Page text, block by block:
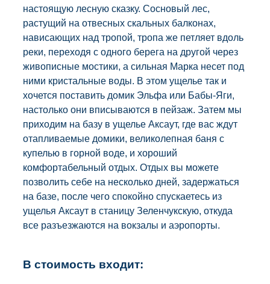
настоящую лесную сказку. Сосновый лес,
растущий на отвесных скальных балконах,
нависающих над тропой, тропа же петляет вдоль
реки, переходя с одного берега на другой через
живописные мостики, а сильная Марка несет под
ними кристальные воды. В этом ущелье так и
хочется поставить домик Эльфа или Бабы-Яги,
настолько они вписываются в пейзаж. Затем мы
приходим на базу в ущелье Аксаут, где вас ждут
отапливаемые домики, великолепная баня с
купелью в горной воде, и хороший
комфортабельный отдых. Отдых вы можете
позволить себе на несколько дней, задержаться
на базе, после чего спокойно спускаетесь из
ущелья Аксаут в станицу Зеленчукскую, откуда
все разъезжаются на вокзалы и аэропорты.
В стоимость входит: